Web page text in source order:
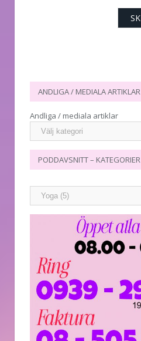
ANDLIGA / MEDIALA ARTIKLAR
Andliga / mediala artiklar
PODDAVSNITT – KATEGORIER